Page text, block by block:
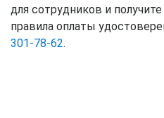
для сотрудников и
правила оплаты
301-78-62.